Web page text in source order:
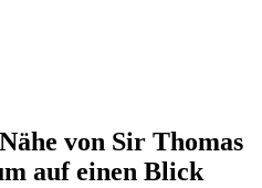
von Sir Thomas
auf einen Blick